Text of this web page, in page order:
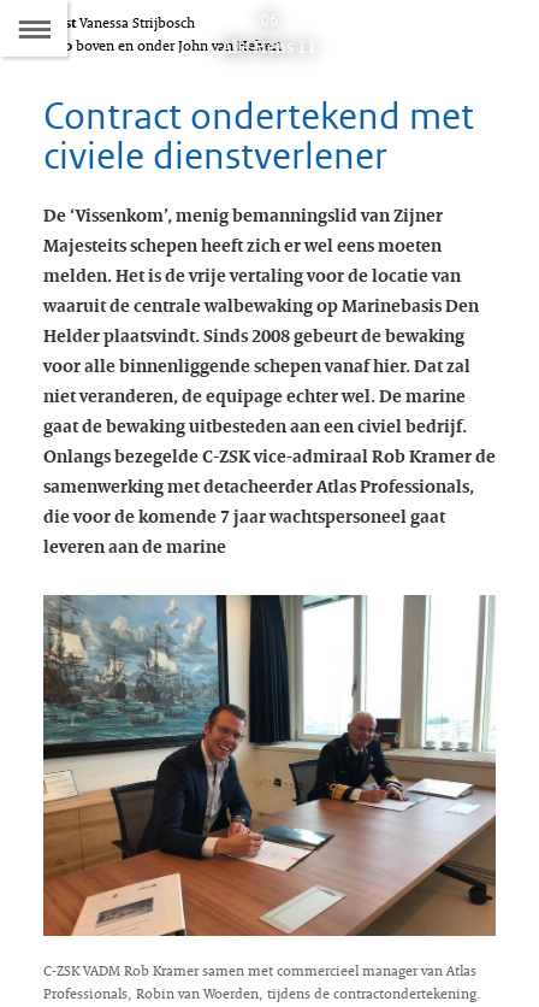
06
Dit
hoort
bij:
Alle Hens 11
TekstVanessa Strijbosch
Fotoboven en onder John van Helvert
Contract ondertekend met
civiele dienstverlener
De ‘Vissenkom’, menig bemanningslid van Zijner
Majesteits schepen heeft zich er wel eens moeten
melden. Het is de vrije vertaling voor de locatie van
waaruit de centrale walbewaking op Marinebasis Den
Helder plaatsvindt. Sinds 2008 gebeurt de bewaking
voor alle binnenliggende schepen vanaf hier. Dat zal
niet veranderen, de equipage echter wel. De marine
gaat de bewaking uitbesteden aan een civiel bedrijf.
Onlangs bezegelde C-ZSK vice-admiraal Rob Kramer de
samenwerking met detacheerder Atlas Professionals,
die voor de komende 7 jaar wachtspersoneel gaat
leveren aan de marine
C-ZSK VADM Rob Kramer samen met commercieel manager van Atlas
Professionals, Robin van Woerden, tijdens de contractondertekening.
Naar
de
Inhoudsopgave